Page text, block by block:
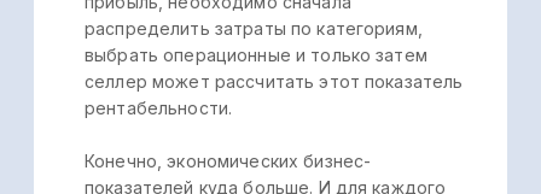
Скриншот 6. Отчет с данными о товарах